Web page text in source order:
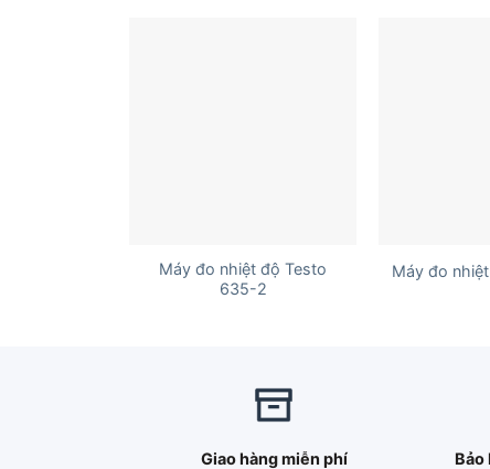
Máy đo nhiệt độ Testo
635-2
Máy đo
Giao hàng miễn phí Bảo